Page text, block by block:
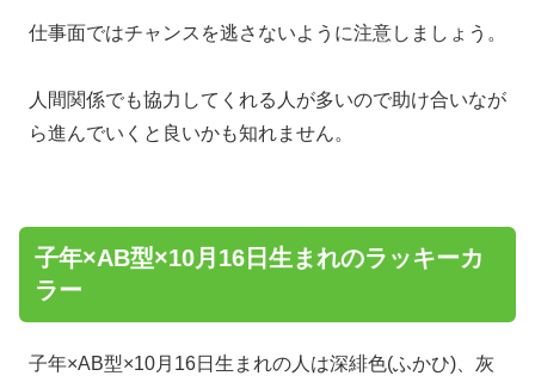
仕事面ではチャンスを逃さないように注意しましょう。
人間関係でも協力してくれる人が多いので助け合いなが
ら進んでいくと良いかも知れません。
子年×AB型×10月16日生まれのラッキーカ
ラー
子年×AB型×10月16日生まれの人は深緋色(ふかひ)、灰